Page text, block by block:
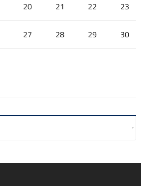
20 21 22 23
27 28 29 30